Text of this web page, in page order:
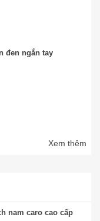
đen ngắn tay
Xem thêm
nam caro cao cấp